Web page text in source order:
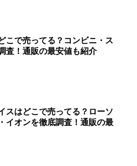
こで売ってる？コンビニ・ス
査！通販の最安値も紹介
スはどこで売ってる？ローソ
イオンを徹底調査！通販の最